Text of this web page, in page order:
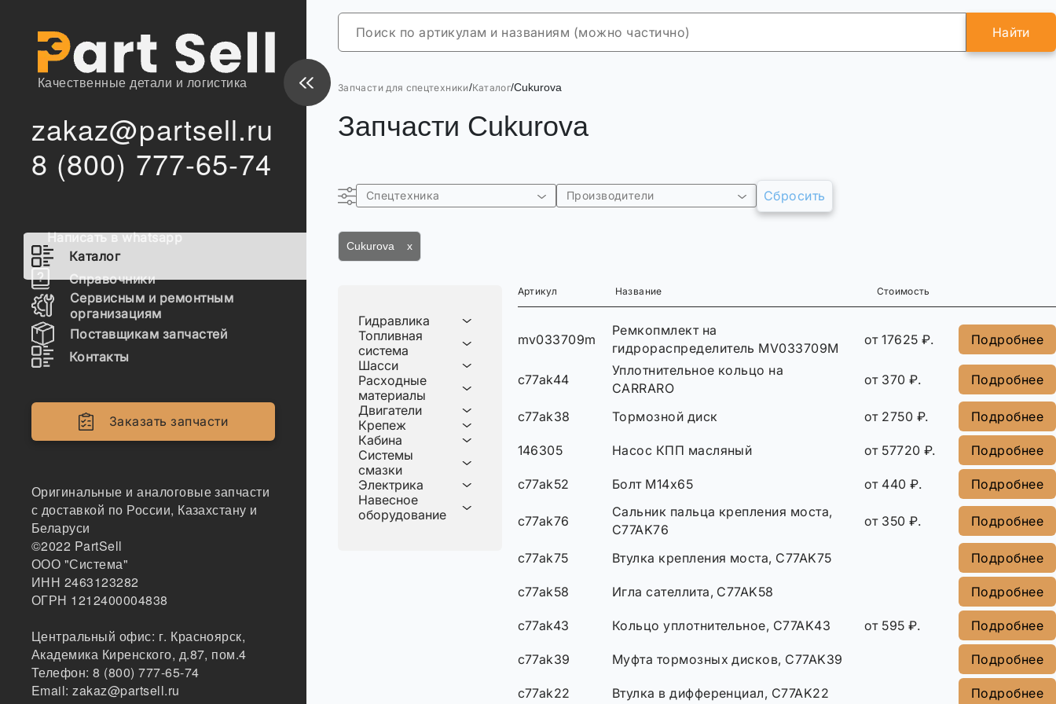
Качественные детали и логистика
zakaz@partsell.ru
8 (800) 777-65-74
Написать в whatsapp
Каталог
Справочники
Сервисным и ремонтным
организациям
Поставщикам запчастей
Контакты
Заказать запчасти
Оригинальные и аналоговые запчасти
с доставкой по России, Казахстану и
Беларуси
©2022 PartSell
ООО "Система"
ИНН 2463123282
ОГРН 1212400004838
Центральный офис: г. Красноярск,
Академика Киренского, д.87, пом.4
Телефон:8 (800) 777-65-74
Email:zakaz@partsell.ru
Найти
Запчасти для спецтехники/Каталог/Cukurova
Запчасти Cukurova
Гидравлика
Топливная
система
Шасси
Расходные
материалы
Двигатели
Крепеж
Кабина
Системы
смазки
Электрика
Навесное
оборудование
Спецтехника Производители Сбросить
Cukurova x
Артикул Название Стоимость
mv033709m
Ремкопмлект на
гидрораспределитель MV033709M
от 17625 ₽. Подробнее
c77ak44
Уплотнительное кольцо на
CARRARO
от 370 ₽. Подробнее
c77ak38 Тормозной диск от 2750 ₽. Подробнее
146305 Насос КПП масляный от 57720 ₽. Подробнее
c77ak52 Болт М14х65 от 440 ₽. Подробнее
c77ak76
Сальник пальца крепления моста,
C77AK76
от 350 ₽. Подробнее
c77ak75 Втулка крепления моста, C77AK75 Подробнее
c77ak58 Игла сателлита, C77AK58 Подробнее
c77ak43 Кольцо уплотнительное, C77AK43 от 595 ₽. Подробнее
c77ak39 Муфта тормозных дисков, C77AK39 Подробнее
c77ak22 Втулка в дифференциал, C77AK22 Подробнее